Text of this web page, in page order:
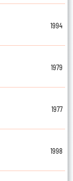
1994
1979
1977
1998